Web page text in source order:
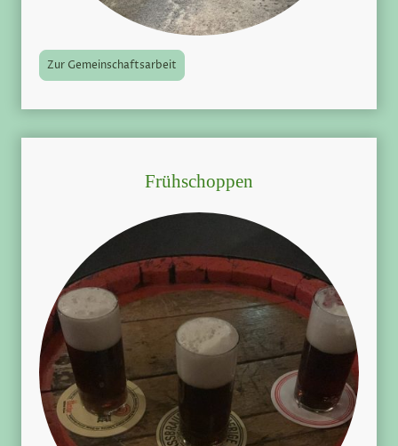
Zur Gemeinschaftsarbeit
Frühschoppen